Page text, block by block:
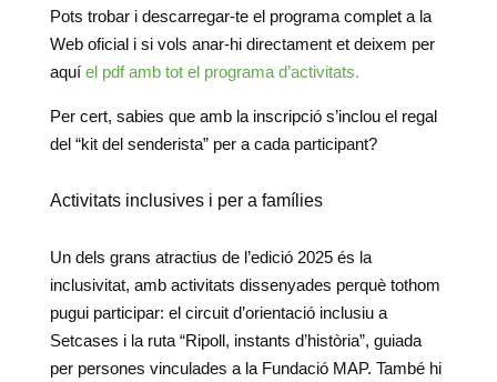
Pots trobar i descarregar-te el programa complet a la
Web oficial i si vols anar-hi directament et deixem per
aquí el pdf amb tot el programa d’activitats.
Per cert, sabies que amb la inscripció s’inclou el regal
del “kit del senderista” per a cada participant?
Activitats inclusives i per a famílies
Un dels grans atractius de l’edició 2025 és la
inclusivitat, amb activitats dissenyades perquè tothom
pugui participar: el circuit d’orientació inclusiu a
Setcases i la ruta “Ripoll, instants d’història”, guiada
per persones vinculades a la Fundació MAP. També hi